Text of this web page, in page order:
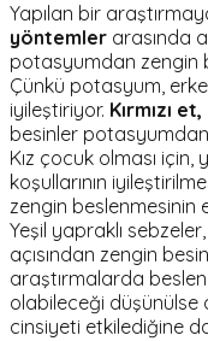
Yapılan bir
yöntemler arasında
potasyumdan zengin
Çünkü potasyum,
iyileştiriyor. Kırmızı
besinler
Kız çocuk olması
koşullarının
zengin beslenmesinin
Yeşil yapraklı
açısından zengin
araştırmalarda
olabileceği düşünülse
cinsiyeti etkilediğine